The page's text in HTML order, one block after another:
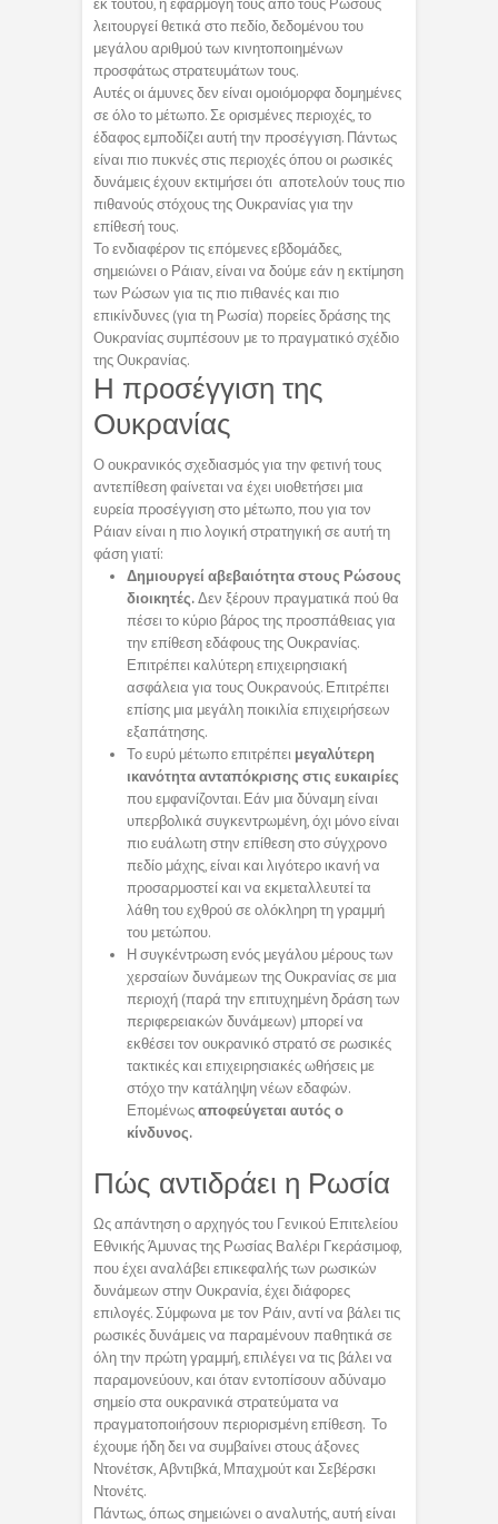
λειτουργεί θετικά στο πεδίο, δεδομένου του
μεγάλου αριθμού των κινητοποιημένων
προσφάτως στρατευμάτων τους.
Αυτές οι άμυνες δεν είναι ομοιόμορφα δομημένες
σε όλο το μέτωπο. Σε ορισμένες περιοχές, το
έδαφος εμποδίζει αυτή την προσέγγιση. Πάντως
είναι πιο πυκνές στις περιοχές όπου οι ρωσικές
δυνάμεις έχουν εκτιμήσει ότι αποτελούν τους πιο
πιθανούς στόχους της Ουκρανίας για την
επίθεσή τους.
Το ενδιαφέρον τις επόμενες εβδομάδες,
σημειώνει ο Ράιαν, είναι να δούμε εάν η εκτίμηση
των Ρώσων για τις πιο πιθανές και πιο
επικίνδυνες (για τη Ρωσία) πορείες δράσης της
Ουκρανίας συμπέσουν με το πραγματικό σχέδιο
της Ουκρανίας.
Η προσέγγιση της
Ουκρανίας
Ο ουκρανικός σχεδιασμός για την φετινή τους
αντεπίθεση φαίνεται να έχει υιοθετήσει μια
ευρεία προσέγγιση στο μέτωπο, που για τον
Ράιαν είναι η πιο λογική στρατηγική σε αυτή τη
φάση γιατί:
Δημιουργεί αβεβαιότητα στους Ρώσους
διοικητές.Δεν ξέρουν πραγματικά πού θα
πέσει το κύριο βάρος της προσπάθειας για
την επίθεση εδάφους της Ουκρανίας.
Επιτρέπει καλύτερη επιχειρησιακή
ασφάλεια για τους Ουκρανούς. Επιτρέπει
επίσης μια μεγάλη ποικιλία επιχειρήσεων
εξαπάτησης.
Το ευρύ μέτωπο επιτρέπει μεγαλύτερη
ικανότητα ανταπόκρισης στις ευκαιρίες
που εμφανίζονται. Εάν μια δύναμη είναι
υπερβολικά συγκεντρωμένη, όχι μόνο είναι
πιο ευάλωτη στην επίθεση στο σύγχρονο
πεδίο μάχης, είναι και λιγότερο ικανή να
προσαρμοστεί και να εκμεταλλευτεί τα
λάθη του εχθρού σε ολόκληρη τη γραμμή
του μετώπου.
Η συγκέντρωση ενός μεγάλου μέρους των
χερσαίων δυνάμεων της Ουκρανίας σε μια
περιοχή (παρά την επιτυχημένη δράση των
περιφερειακών δυνάμεων) μπορεί να
εκθέσει τον ουκρανικό στρατό σε ρωσικές
τακτικές και επιχειρησιακές ωθήσεις με
στόχο την κατάληψη νέων εδαφών.
Επομένωςαποφεύγεται αυτός ο
κίνδυνος.
Πώς αντιδράει η Ρωσία
Ως απάντηση ο αρχηγός του Γενικού Επιτελείου
Εθνικής Άμυνας της Ρωσίας Βαλέρι Γκεράσιμοφ,
που έχει αναλάβει επικεφαλής των ρωσικών
δυνάμεων στην Ουκρανία, έχει διάφορες
επιλογές. Σύμφωνα με τον Ράιν, αντί να βάλει τις
ρωσικές δυνάμεις να παραμένουν παθητικά σε
όλη την πρώτη γραμμή, επιλέγει να τις βάλει να
παραμονεύουν, και όταν εντοπίσουν αδύναμο
σημείο στα ουκρανικά στρατεύματα να
πραγματοποιήσουν περιορισμένη επίθεση. Το
έχουμε ήδη δει να συμβαίνει στους άξονες
Ντονέτσκ, Αβντιβκά, Μπαχμούτ και Σεβέρσκι
Ντονέτς.
Πάντως, όπως σημειώνει ο αναλυτής, αυτή είναι